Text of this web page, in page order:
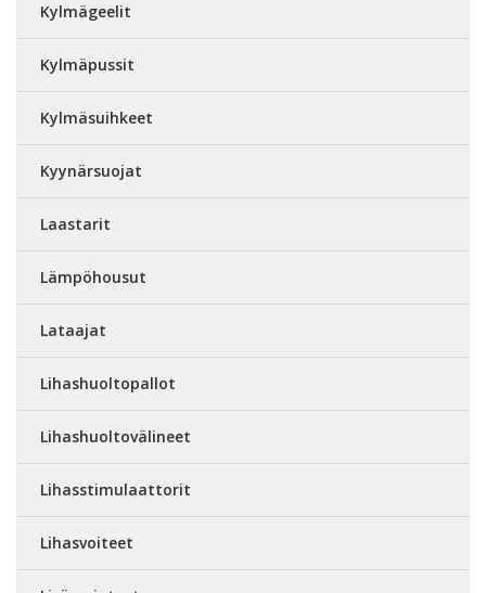
Kylmägeelit
Kylmäpussit
Kylmäsuihkeet
Kyynärsuojat
Laastarit
Lämpöhousut
Lataajat
Lihashuoltopallot
Lihashuoltovälineet
Lihasstimulaattorit
Lihasvoiteet